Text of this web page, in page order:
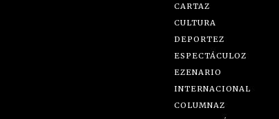
CARTAZ
CULTURA
DEPORTEZ
ESPECTÁCULOZ
EZENARIO
INTERNACIONAL
COLUMNAZ